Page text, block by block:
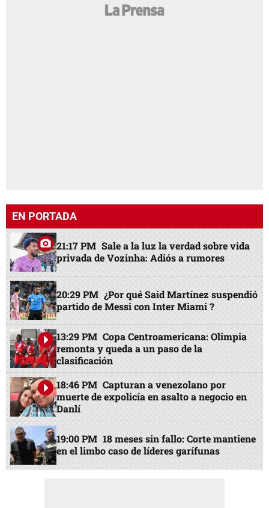
EN PORTADA
21:17 PM Sale a la luz la verdad sobre vida
privada de Vozinha: Adiós a rumores
20:29 PM ¿Por qué Said Martínez suspendió
partido de Messi con Inter Miami ?
13:29 PM Copa Centroamericana: Olimpia
remonta y queda a un paso de la
clasificación
18:46 PM Capturan a venezolano por
muerte de expolicía en asalto a negocio en
Danlí
19:00 PM 18 meses sin fallo: Corte mantiene
en el limbo caso de líderes garífunas